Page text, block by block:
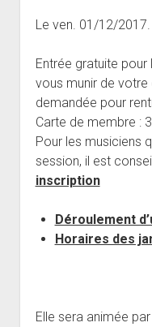
Animer
Le ven. 01/12/2017.
Entrée gratuite pour
vous munir de
demandée pour
Carte de membre :
Pour les musiciens
session, il est
inscription
Déroulement
Horaires des
Elle sera animée